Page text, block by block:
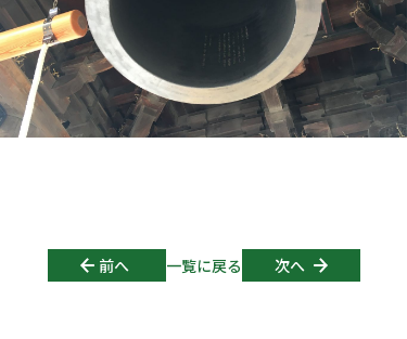
Post navigation
前へ 一覧に戻る 次へ